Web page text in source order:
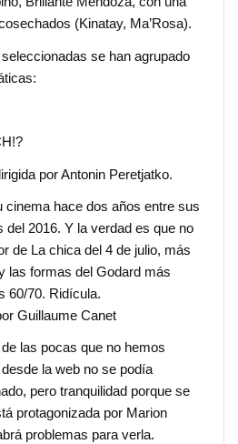
(Kinatay, Ma’Rosa).
se han agrupado
por Antonin Peretjatko.
cinema hace dos años entre sus
2016. Y la verdad es que no
de La chica del 4 de julio, más
las formas del Godard más
60/70. Ridícula.
Guillaume Canet
las pocas que no hemos
la web no se podía
pero tranquilidad porque se
protagonizada por Marion
problemas para verla.